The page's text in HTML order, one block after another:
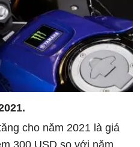
cho năm 2021 là giá